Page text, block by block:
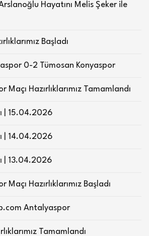
Hayatını Melis Şeker ile
Başladı
0-2 Tümosan Konyaspor
Maçı Hazırlıklarımız Tamamlandı
| 15.04.2026
| 14.04.2026
| 13.04.2026
Maçı Hazırlıklarımız Başladı
Antalyaspor
Tamamlandı